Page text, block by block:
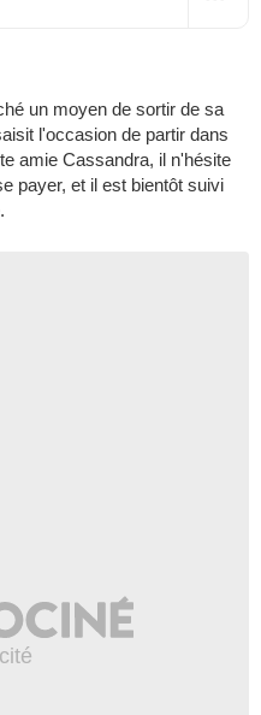
un moyen de sortir de sa
l'occasion de partir dans
amie Cassandra, il n'hésite
payer, et il est bientôt suivi